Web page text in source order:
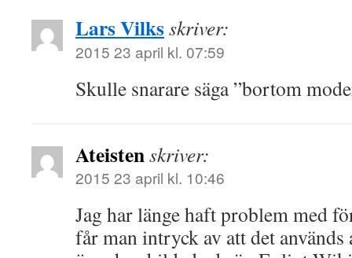
Lars Vilksskriver:
2015 23 april kl. 07:59
Skulle snarare säga ”bortom
Ateistenskriver:
2015 23 april kl. 10:46
Jag har länge haft problem med
får man intryck av att det